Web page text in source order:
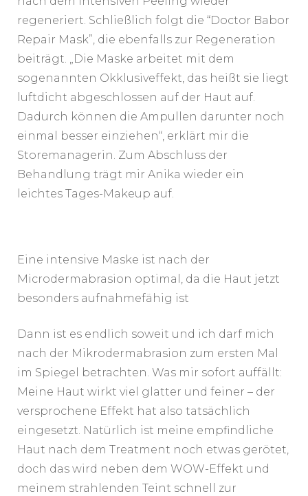
regeneriert. Schließlich folgt die “Doctor Babor
Repair Mask”, die ebenfalls zur Regeneration
beiträgt. „Die Maske arbeitet mit dem
sogenannten Okklusiveffekt, das heißt sie liegt
luftdicht abgeschlossen auf der Haut auf.
Dadurch können die Ampullen darunter noch
einmal besser einziehen“, erklärt mir die
Storemanagerin. Zum Abschluss der
Behandlung trägt mir Anika wieder ein
leichtes Tages-Makeup auf.
Eine intensive Maske ist nach der
Microdermabrasion optimal, da die Haut jetzt
besonders aufnahmefähig ist
Dann ist es endlich soweit und ich darf mich
nach der Mikrodermabrasion zum ersten Mal
im Spiegel betrachten. Was mir sofort auffällt:
Meine Haut wirkt viel glatter und feiner – der
versprochene Effekt hat also tatsächlich
eingesetzt. Natürlich ist meine empfindliche
Haut nach dem Treatment noch etwas gerötet,
doch das wird neben dem WOW-Effekt und
meinem strahlenden Teint schnell zur